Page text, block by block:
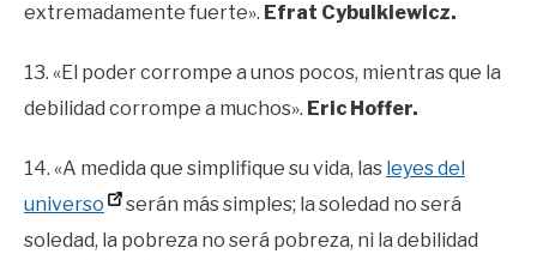
extremadamente fuerte». Efrat Cybulkiewicz.
13. «El poder corrompe a unos pocos, mientras que la
debilidad corrompe a muchos». Eric Hoffer.
14. «A medida que simplifique su vida, las leyes del
universo
serán más simples; la soledad no será
soledad, la pobreza no será pobreza, ni la debilidad